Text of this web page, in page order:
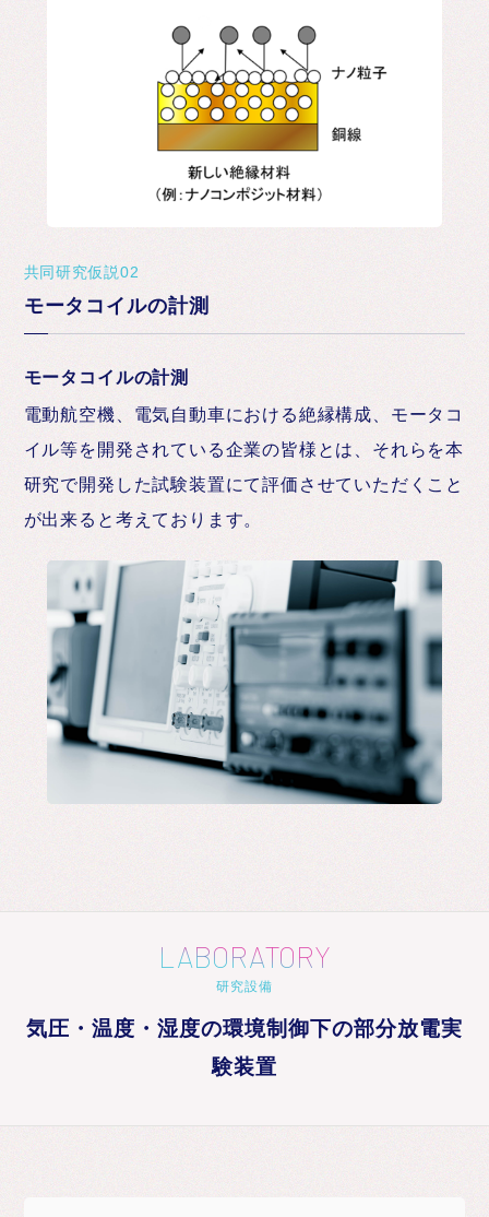
共同研究仮説02
モータコイルの計測
モータコイルの計測
電動航空機、電気自動車における絶縁構成、モータコ
イル等を開発されている企業の皆様とは、それらを本
研究で開発した試験装置にて評価させていただくこと
が出来ると考えております。
LABORATORY
研究設備
気圧・温度・湿度の環境制御下の部分放電実
験装置